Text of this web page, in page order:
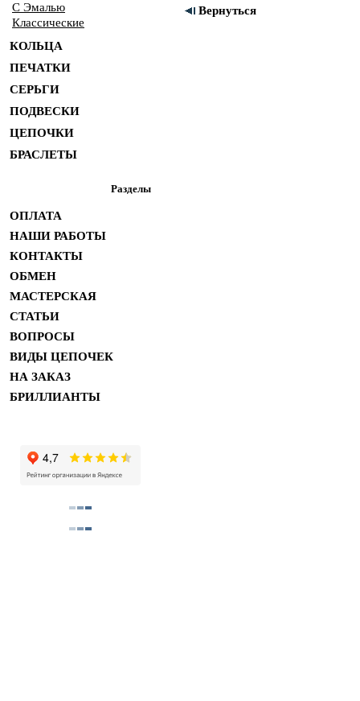
С Эмалью
Классические
КОЛЬЦА
ПЕЧАТКИ
СЕРЬГИ
ПОДВЕСКИ
ЦЕПОЧКИ
БРАСЛЕТЫ
Разделы
ОПЛАТА
НАШИ РАБОТЫ
КОНТАКТЫ
ОБМЕН
МАСТЕРСКАЯ
СТАТЬИ
ВОПРОСЫ
ВИДЫ ЦЕПОЧЕК
НА ЗАКАЗ
БРИЛЛИАНТЫ
Вернуться